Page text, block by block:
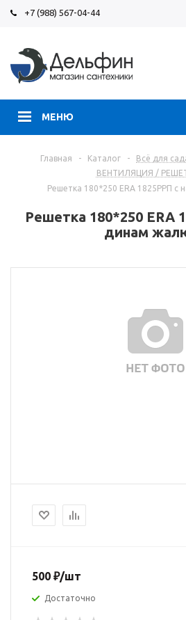
+7 (988) 567-04-44
МЕНЮ
Главная - Каталог - Всё для
ВЕНТИЛЯЦИЯ /
Решетка 180*250 ERA 1825РРП с
Решетка 180*250 ERA
динам
500 ₽/шт
Достаточно